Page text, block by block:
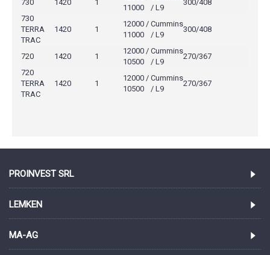
730 1420 1
11000
/ L9
300/408
730
TERRA
TRAC
1420 1
12000 /
11000
Cummins
/ L9
300/408
720 1420 1
12000 /
10500
Cummins
/ L9
270/367
720
TERRA
TRAC
1420 1
12000 /
10500
Cummins
/ L9
270/367
PROINVEST SRL
LEMKEN
MA-AG